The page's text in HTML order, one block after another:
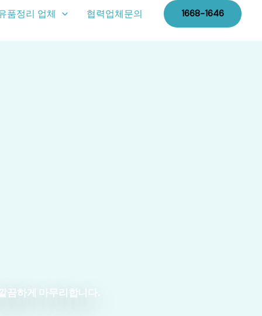
품정리 업체 협력업체문의 1668-1646
끔하게 마무리합니다.